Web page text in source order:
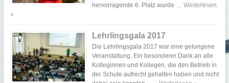
hervorragende 6. Platz wurde … Weiterlesen
»
Lehrlingsgala 2017
Die Lehrlingsgala 2017 war eine gelungene
Veranstaltung. Ein besonderer Dank an alle
Kolleginnen und Kollegen, die den Betrieb in
der Schule aufrecht gehalten haben und nicht